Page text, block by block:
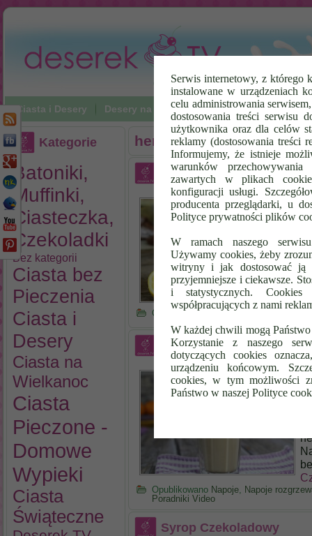
Serwis internetowy, z którego
instalowane w urządzeniach
celu administrowania
dostosowania treści serwisu
użytkownika oraz dla celów
reklamy (dostosowania treści
Informujemy, że istnieje
warunków
zawartych w plikach
konfiguracji usługi.
producenta przeglądarki, u
Polityce prywatności plików
W ramach naszego
Używamy cookies, żeby
witryny i jak dostosować ją
przyjemniejsze i ciekawsze.
i statystycznych.
współpracujących z nami
W każdej chwili mogą
Korzystanie z naszego
dotyczących cookies
urządzeniu końcowym.
cookies, w tym możliwości
Państwo w naszej Polityce
Ciasta i Desery Desery na zimno Napoje Poradniki
Kategorie
Batoniki,
Muffinki,
Ciasteczka,
Czekoladki
Bez kategorii
Ciasta bez
Pieczenia
Ciasta i
Desery
Ciasta na
Wielkanoc
Ciasta
Pieczone -
Domowe
Wypieki
Ciasta
Świąteczne
herbata
Napój Imbirowy
Opublikowano Deserek.TV
Chai Tea Latte
Opublikowano Napoje, Napoje
Poradniki Video
Syrop Czekoladowy